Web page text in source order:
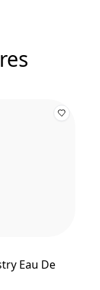
d'utiliser un
de vous assurer
Eau De